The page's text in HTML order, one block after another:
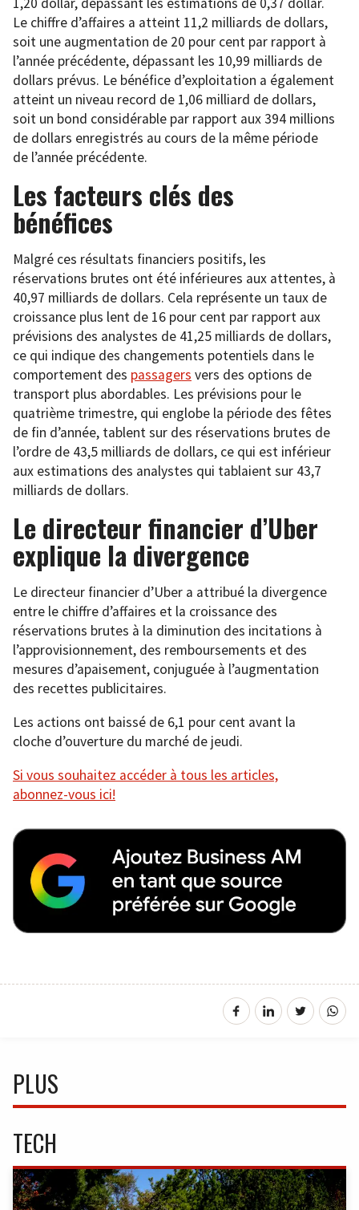
Le chiffre d’affaires a atteint 11,2 milliards de dollars,
soit une augmentation de 20 pour cent par rapport à
l’année précédente, dépassant les 10,99 milliards de
dollars prévus. Le bénéfice d’exploitation a également
atteint un niveau record de 1,06 milliard de dollars,
soit un bond considérable par rapport aux 394 millions
de dollars enregistrés au cours de la même période
de l’année précédente.
Les facteurs clés des
bénéfices
Malgré ces résultats financiers positifs, les
réservations brutes ont été inférieures aux attentes, à
40,97 milliards de dollars. Cela représente un taux de
croissance plus lent de 16 pour cent par rapport aux
prévisions des analystes de 41,25 milliards de dollars,
ce qui indique des changements potentiels dans le
comportement des passagers vers des options de
transport plus abordables. Les prévisions pour le
quatrième trimestre, qui englobe la période des fêtes
de fin d’année, tablent sur des réservations brutes de
l’ordre de 43,5 milliards de dollars, ce qui est inférieur
aux estimations des analystes qui tablaient sur 43,7
milliards de dollars.
Le directeur financier d’Uber
explique la divergence
Le directeur financier d’Uber a attribué la divergence
entre le chiffre d’affaires et la croissance des
réservations brutes à la diminution des incitations à
l’approvisionnement, des remboursements et des
mesures d’apaisement, conjuguée à l’augmentation
des recettes publicitaires.
Les actions ont baissé de 6,1 pour cent avant la
cloche d’ouverture du marché de jeudi.
Si vous souhaitez accéder à tous les articles,
abonnez-vous ici!
PLUS
TECH